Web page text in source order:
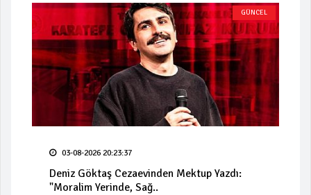
GÜNCEL
03-08-2026 20:23:37
Deniz Göktaş Cezaevinden Mektup Yazdı:
"Moralim Yerinde, Sağ..